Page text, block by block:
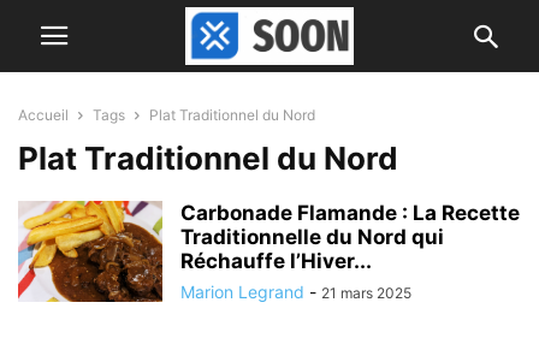
Accueil Tags Plat Traditionnel du Nord
Plat Traditionnel du Nord
Carbonade Flamande : La Recette
Traditionnelle du Nord qui
Réchauffe l’Hiver...
Marion Legrand - 21 mars 2025